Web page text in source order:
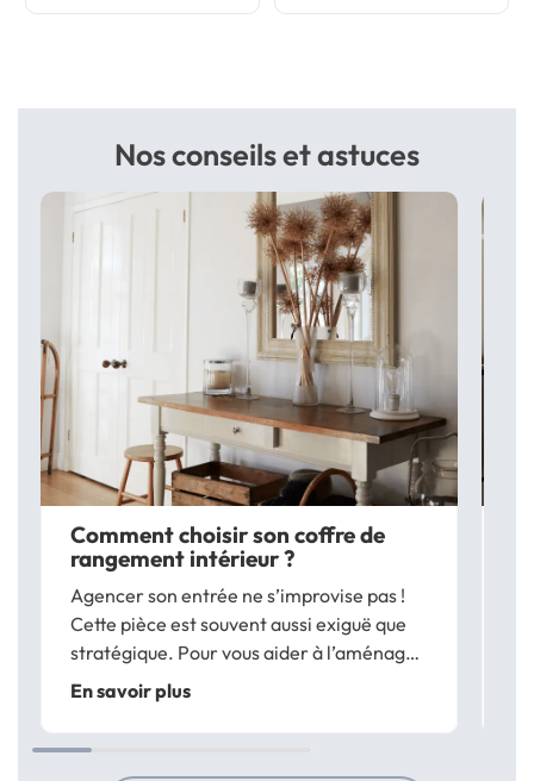
Nos conseils et astuces
Comment choisir son coffre de
rangement intérieur ?
Agencer son entrée ne s’improvise pas !
Cette pièce est souvent aussi exiguë que
stratégique. Pour vous aider à l’aménager,
équipez-vous de certains meubles et
accessoires. Hyper pratique, un coffre de
rangement vous permet d’entreposer...
En savoir plus